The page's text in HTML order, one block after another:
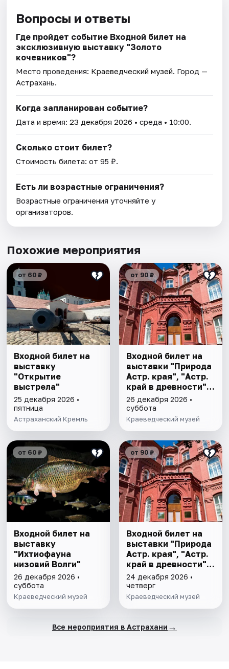
Вопросы и ответы
Где пройдет событие Входной билет на
эксклюзивную выставку "Золото
кочевников"?
Место проведения: Краеведческий музей. Город —
Астрахань.
Когда запланирован событие?
Дата и время:23 декабря 2026 • среда • 10:00.
Сколько стоит билет?
Стоимость билета: от 95 ₽.
Есть ли возрастные ограничения?
Возрастные ограничения уточняйте у
организаторов.
Похожие мероприятия
от 60 ₽
Входной билет на
выставку
"Открытие
выстрела"
25 декабря 2026 •
пятница
Астраханский Кремль
от 90 ₽
Входной билет на
выставки "Природа
Астр. края", "Астр.
край в древности",
"Заселение Астр.
края"
26 декабря 2026 •
суббота
Краеведческий музей
от 60 ₽
Входной билет на
выставку
"Ихтиофауна
низовий Волги"
26 декабря 2026 •
суббота
Краеведческий музей
от 90 ₽
Входной билет на
выставки "Природа
Астр. края", "Астр.
край в древности",
"Заселение Астр.
края"
24 декабря 2026 •
четверг
Краеведческий музей
Все мероприятия в Астрахани →